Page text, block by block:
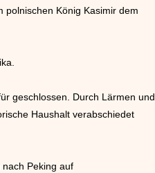
polnischen König Kasimir dem
geschlossen. Durch Lärmen und
Haushalt verabschiedet
Peking auf